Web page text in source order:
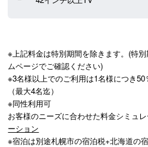
※上記料金は特別期間を除きます。(特
ムページでご確認ください)
※3名様以上でのご利用は1名様につき50
（最大4名迄）
※同性利用可
お客様のニーズに合わせた料金シミ
ーション
※宿泊は別途札幌市の宿泊税+北海道の